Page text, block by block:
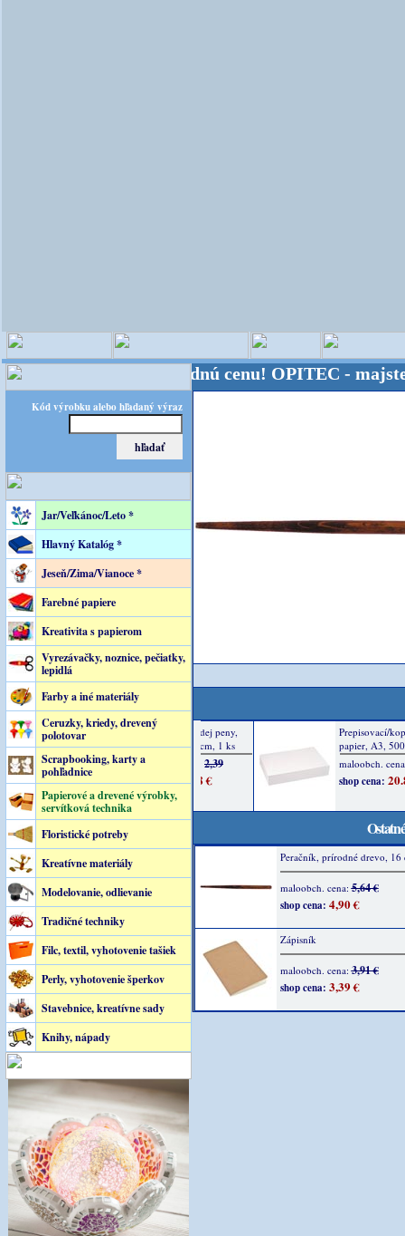
Kód výrobku alebo hľadaný výraz
Jar/Veľkánoc/Leto *
Hlavný Katalóg *
Jeseň/Zima/Vianoce *
Farebné papiere
Kreativita s papierom
Vyrezávačky, noznice, pečiatky,
lepidlá
Farby a iné materiály
Ceruzky, kriedy, drevený
polotovar
Scrapbooking, karty a
pohľadnice
Papierové a drevené výrobky,
servítková technika
Floristické potreby
Kreatívne materiály
Modelovanie, odlievanie
Tradičné techniky
Filc, textil, vyhotovenie tašiek
Perly, vyhotovenie šperkov
Stavebnice, kreatívne sady
Knihy, nápady
Kvalita za výhodnú cenu! OPITEC - majster
Peračník, prírodné drevo, 16
maloobch. cena:5,64 €
shop cena: 4,90 €
Zápisník
maloobch. cena:3,91 €
shop cena: 3,39 €